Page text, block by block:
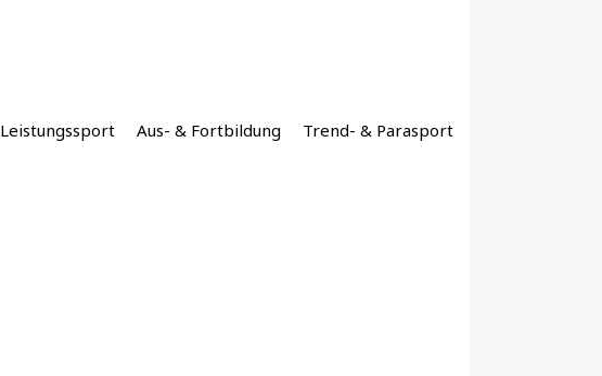
Leistungssport Aus- & Fortbildung Trend- & Parasport